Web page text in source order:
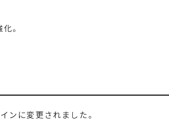
。
ンに変更されました。